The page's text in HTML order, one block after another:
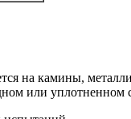
на камины,
или уплотненном